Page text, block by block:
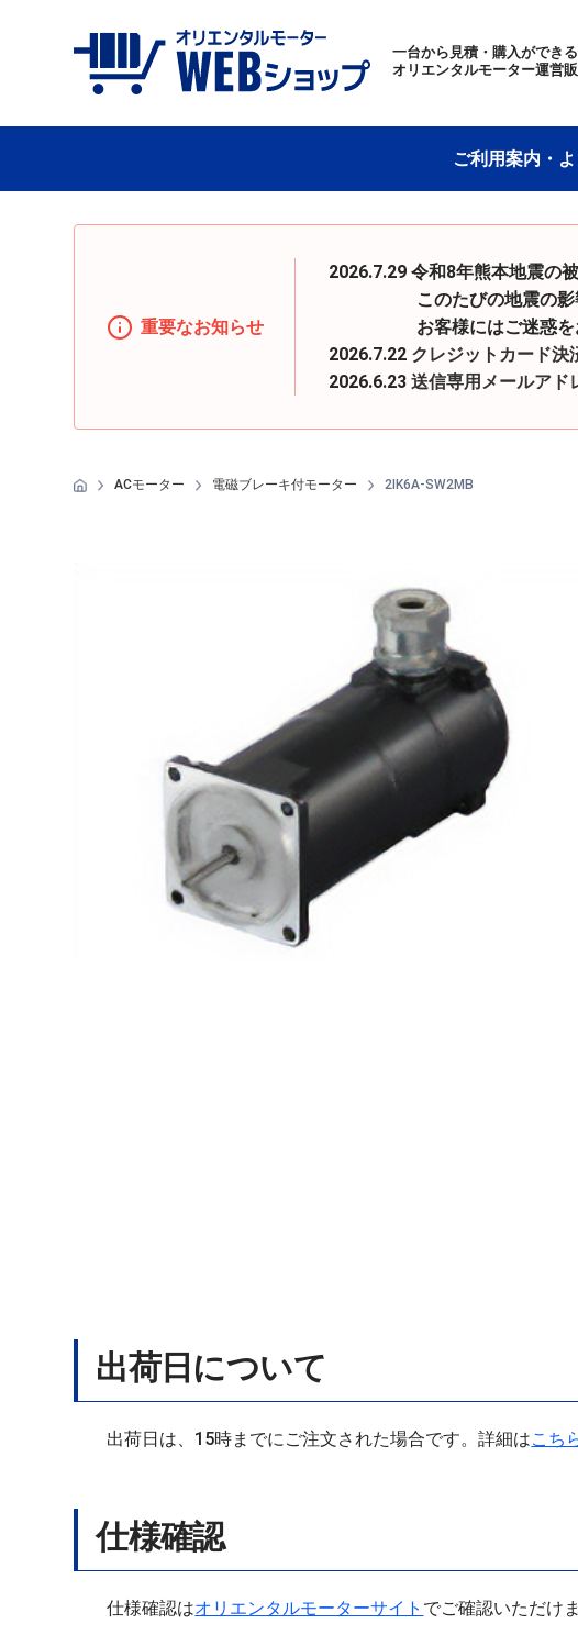
一台から見積・購入ができる
オリエンタルモーター運営
ご利用案内・
重要なお知らせ
2026.7.29 令和8年熊本地震の
このたびの地震の影響に
お客様にはご迷惑をお掛
2026.7.22 クレジットカード決
2026.6.23送信専用メールアド
ACモーター 電磁ブレーキ付モーター 2IK6A-SW2MB
出荷日について
出荷日は、15時までにご注文された場合です。詳細はこち
仕様確認
仕様確認はオリエンタルモーターサイト でご確認いただけま